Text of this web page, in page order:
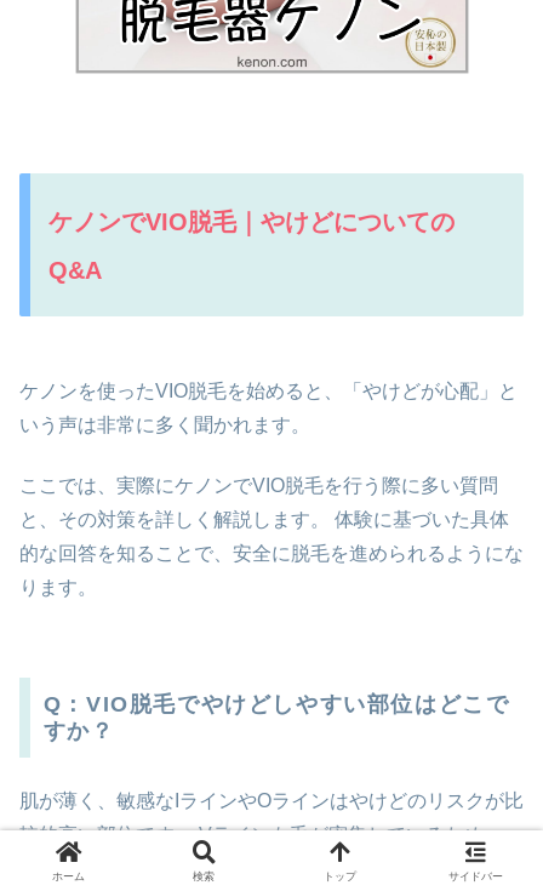
ケノンでVIO脱毛｜やけどについての
Q&A
ケノンを使ったVIO脱毛を始めると、「やけどが心配」と
いう声は非常に多く聞かれます。
ここでは、実際にケノンでVIO脱毛を行う際に多い質問
と、その対策を詳しく解説します。 体験に基づいた具体
的な回答を知ることで、安全に脱毛を進められるようにな
ります。
Q：VIO脱毛でやけどしやすい部位はどこで
すか？
肌が薄く、敏感なIラインやOラインはやけどのリスクが比
較的高い部位です。 Vラインも毛が密集しているため、一
度に照射する範囲が広いと熱がこもりやすくなります。
ホーム 検索 トップ サイドバー